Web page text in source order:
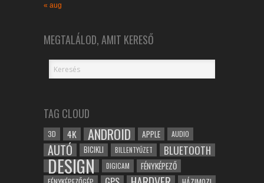
« aug
MEGTALÁLOD, AMIT KERESŐ
TAG CLOUD
3D 4K ANDROID APPLE AUDIO
AUTÓ BICIKLI BILLENTYŰZET BLUETOOTH
DESIGN DIGICAM FÉNYKÉPEZŐ